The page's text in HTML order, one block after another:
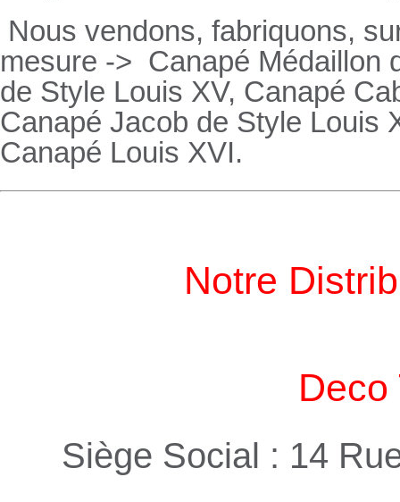
Nous vendons, fabriquons,
mesure -> Canapé Médaillon
de Style Louis XV, Canapé
Canapé Jacob de Style Louis
Canapé Louis XVI.
Notre
Deco
Siège Social : 14